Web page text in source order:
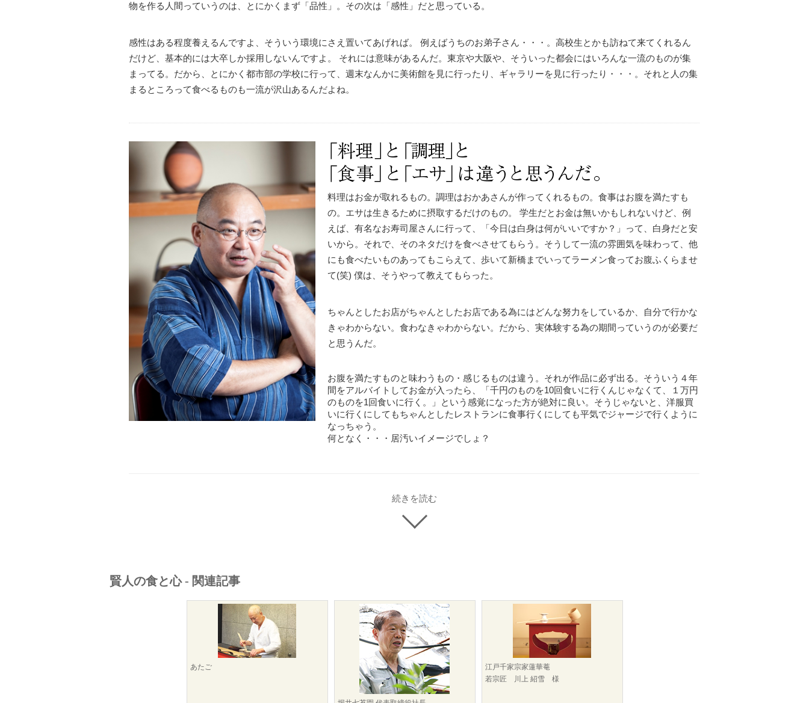
物を作る人間っていうのは、とにかくまず「品性」。その次は「感性」だと思っている。
感性はある程度養えるんですよ、そういう環境にさえ置いてあげれば。 例えばうちのお弟子さん・・・。高校生とかも訪ねて来てくれるん
だけど、基本的には大卒しか採用しないんですよ。 それには意味があるんだ。東京や大阪や、そういった都会にはいろんな一流のものが集
まってる。だから、とにかく都市部の学校に行って、週末なんかに美術館を見に行ったり、ギャラリーを見に行ったり・・・。それと人の集
まるところって食べるものも一流が沢山あるんだよね。
料理はお金が取れるもの。調理はおかあさんが作ってくれるもの。食事はお腹を満たすも
の。エサは生きるために摂取するだけのもの。 学生だとお金は無いかもしれないけど、例
えば、有名なお寿司屋さんに行って、「今日は白身は何がいいですか？」って、白身だと安
いから。それで、そのネタだけを食べさせてもらう。そうして一流の雰囲気を味わって、他
にも食べたいものあってもこらえて、歩いて新橋までいってラーメン食ってお腹ふくらませ
て(笑) 僕は、そうやって教えてもらった。
ちゃんとしたお店がちゃんとしたお店である為にはどんな努力をしているか、自分で行かな
きゃわからない。食わなきゃわからない。だから、実体験する為の期間っていうのが必要だ
と思うんだ。
お腹を満たすものと味わうもの・感じるものは違う。それが作品に必ず出る。そういう４年
間をアルバイトしてお金が入ったら、「千円のものを10回食いに行くんじゃなくて、１万円
のものを1回食いに行く。」という感覚になった方が絶対に良い。そうじゃないと、洋服買
いに行くにしてもちゃんとしたレストランに食事行くにしても平気でジャージで行くように
なっちゃう。
何となく・・・居汚いイメージでしょ？
続きを読む
賢人の食と心 - 関連記事
あたご
江戸千家宗家蓮華菴
若宗匠 川上 紹雪 様